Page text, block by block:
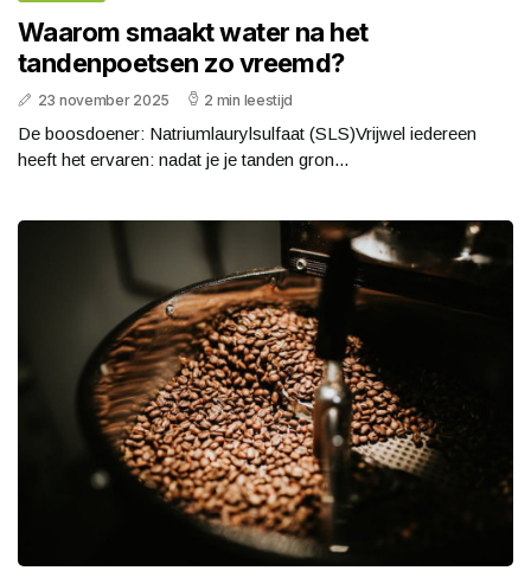
Waarom smaakt water na het
tandenpoetsen zo vreemd?
23 november 2025 2 min leestijd
De boosdoener: Natriumlaurylsulfaat (SLS)Vrijwel iedereen
heeft het ervaren: nadat je je tanden gron...